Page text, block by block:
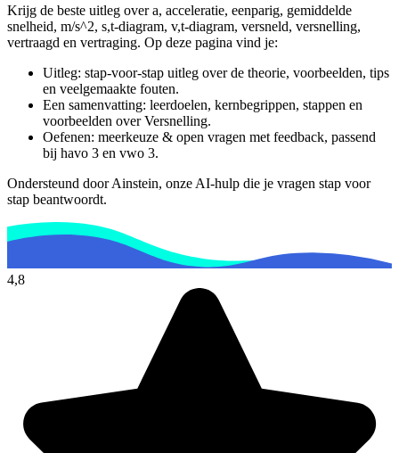
Krijg de beste uitleg over a, acceleratie, eenparig, gemiddelde
snelheid, m/s^2, s,t-diagram, v,t-diagram, versneld, versnelling,
vertraagd en vertraging. Op deze pagina vind je:
Uitleg: stap-voor-stap uitleg over de theorie, voorbeelden, tips
en veelgemaakte fouten.
Een samenvatting: leerdoelen, kernbegrippen, stappen en
voorbeelden overVersnelling.
Oefenen: meerkeuze & open vragen met feedback, passend
bij havo 3 en vwo 3.
Ondersteund door Ainstein, onze AI-hulp die je vragen stap voor
stap beantwoordt.
4,8